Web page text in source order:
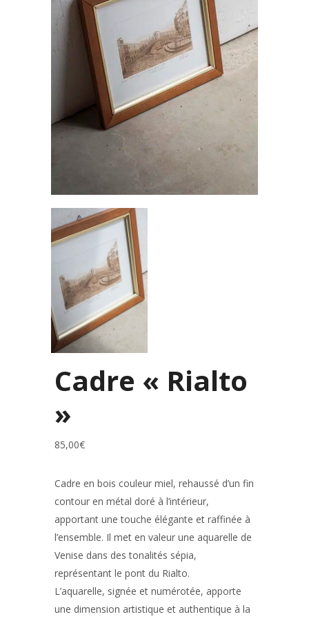
Cadre « Rialto
»
85,00€
Cadre en bois couleur miel, rehaussé d’un fin
contour en métal doré à l’intérieur,
apportant une touche élégante et raffinée à
l’ensemble. Il met en valeur une aquarelle de
Venise dans des tonalités sépia,
représentant le pont du Rialto.
L’aquarelle, signée et numérotée, apporte
une dimension artistique et authentique à la